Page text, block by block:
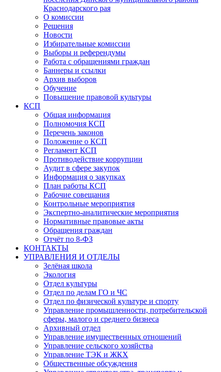
Краснодарского рая
О комиссии
Решения
Новости
Избирательные комиссии
Выборы и референдумы
Работа с обращениями граждан
Баннеры и ссылки
Архив выборов
Обучение
Повышение правовой культуры
КСП
Общая информация
Полномочия КСП
Перечень законов
Положение о КСП
Регламент КСП
Противодействие коррупции
Аудит в сфере закупок
Информация о закупках
План работы КСП
Рабочие совещания
Контрольные мероприятия
Экспертно-аналитические мероприятия
Нормативные правовые акты
Обращения граждан
Отчёт по 8-ФЗ
КОНТАКТЫ
УПРАВЛЕНИЯ И ОТДЕЛЫ
Зелёная школа
Экология
Отдел культуры
Отдел по делам ГО и ЧС
Отдел по физической культуре и спорту
Управление промышленности, потребительской
сферы, малого и среднего бизнеса
Архивный отдел
Управление имущественных отношений
Управление сельского хозяйства
Управление ТЭК и ЖКХ
Общественные обсуждения